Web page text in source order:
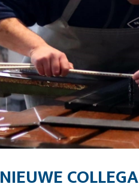
NIEUWE COLLEGA